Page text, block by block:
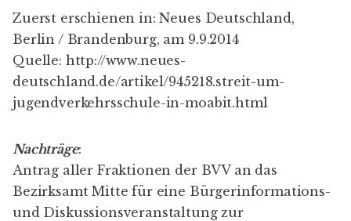
Zuerst erschienen in:Neues Deutschland ,
Berlin / Brandenburg, am 9.9.2014
Quelle: http://www.neues-
deutschland.de/artikel/945218.streit-um-
jugendverkehrsschule-in-moabit.html
Nachträge:
Antrag aller Fraktionen der BVV an das
Bezirksamt Mitte für eine Bürgerinformations-
und Diskussionsveranstaltung zur